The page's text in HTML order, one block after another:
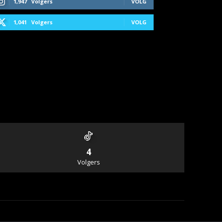
1,041 Volgers VOLG
4
Volgers